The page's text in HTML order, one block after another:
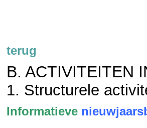
terug
B. ACTIVITEITEN
1. Structurele
Informatieve